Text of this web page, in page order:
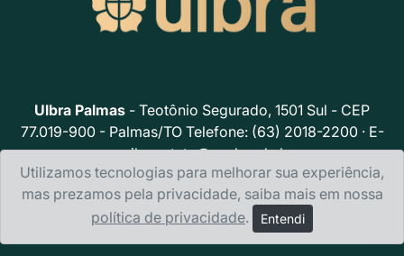
Ulbra Palmas - Teotônio Segurado, 1501 Sul - CEP
77.019-900 - Palmas/TO Telefone: (63) 2018-2200 · E-
mail:contato@ceulp.edu.br
Política de privacidade
Utilizamos tecnologias para melhorar sua experiência,
mas prezamos pela privacidade, saiba mais em nossa
política de privacidade. Entendi